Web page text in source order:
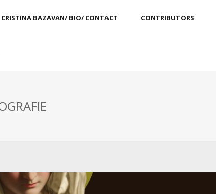
CRISTINA BAZAVAN/ BIO/ CONTACT CONTRIBUTORS